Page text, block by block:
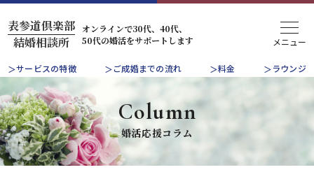
結婚相談所
表参道倶楽部
オンラインで30代、40代、
50代の婚活をサポートします
サービスの特徴 ご成婚までの流れ 料金 ラウンジ
Column
婚活応援コラム